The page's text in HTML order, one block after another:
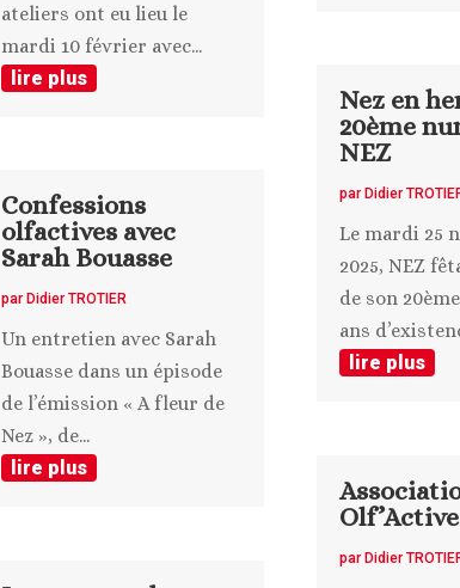
ateliers ont eu lieu le
mardi 10 février avec...
lire plus
Confessions
olfactives avec
Sarah Bouasse
par Didier TROTIER
Un entretien avec Sarah
Bouasse dans un épisode
de l’émission « A fleur de
Nez », de...
lire plus
Nez en
20ème
NEZ
par Didier
Le mardi 25
2025, NEZ
de son
ans
lire plus
Olf’Active
parDidier